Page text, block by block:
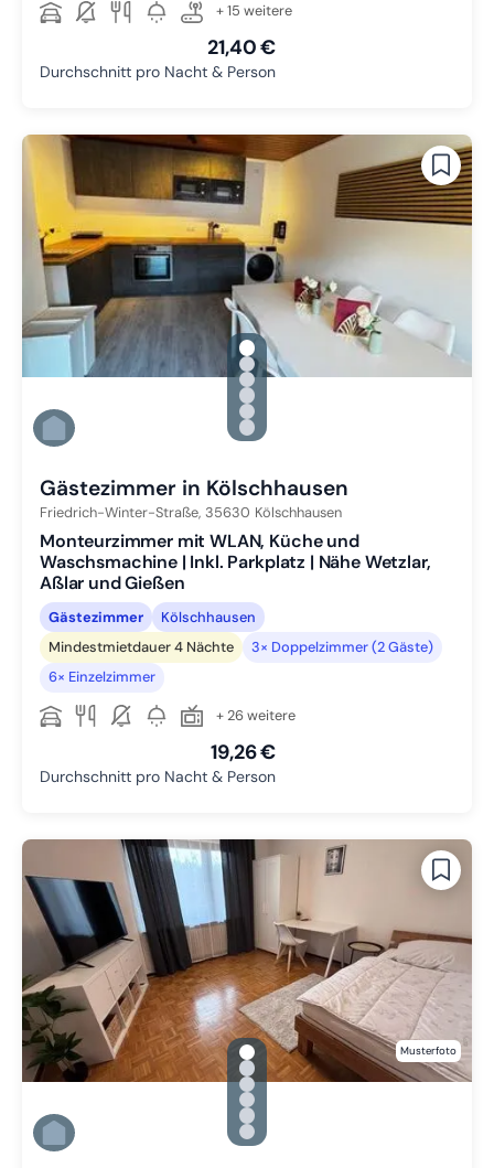
+ 15 weitere
21,40 €
Durchschnitt pro Nacht & Person
gallery.slide_selector
Zu Slide 1 wechseln
Zu Slide 2 wechseln
Zu Slide 3 wechseln
Zu Slide 4 wechseln
Zu Slide 5 wechseln
Zu Slide 6 wechseln
Gästezimmer in Kölschhausen
Friedrich-Winter-Straße, 35630 Kölschhausen
Monteurzimmer mit WLAN, Küche und
Waschsmachine | Inkl. Parkplatz | Nähe Wetzlar,
Aßlar und Gießen
Gästezimmer
Kölschhausen
Mindestmietdauer 4 Nächte
3× Doppelzimmer (2 Gäste)
6× Einzelzimmer
+ 26 weitere
19,26 €
Durchschnitt pro Nacht & Person
Musterfoto
gallery.slide_selector
Zu Slide 1 wechseln
Zu Slide 2 wechseln
Zu Slide 3 wechseln
Zu Slide 4 wechseln
Zu Slide 5 wechseln
Zu Slide 6 wechseln